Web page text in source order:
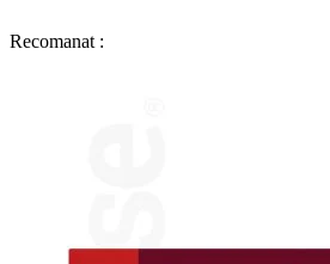
Recomanat :